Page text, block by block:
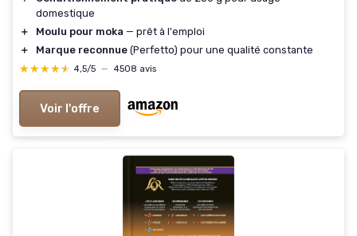
domestique
＋
Moulu pour moka — prêt à l'emploi
＋
Marque reconnue (Perfetto) pour une qualité constante
★★★★★
★★★★★ 4,5/5 — 4508 avis
Voir l'offre